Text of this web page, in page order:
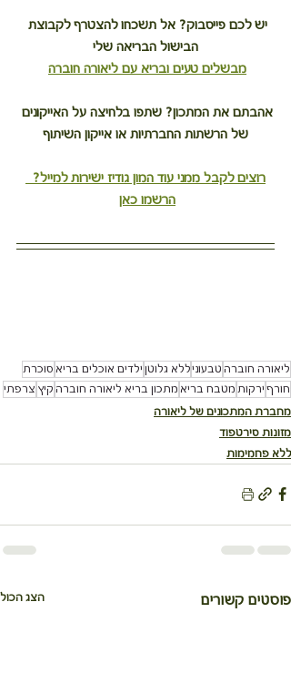
יש לכם פייסבוק? אל תשכחו להצטרף לקבוצת
הבישול הבריאה שלי
מבשלים טעים ובריא עם ליאורה חוברה
אהבתם את המתכון? שתפו בלחיצה על האייקונים
של הרשתות החברתיות או אייקון השיתוף
רוצים לקבל ממני עוד המון גודיז ישירות למייל?
הרשמו כאן
ליאורה חוברה טבעוניללא גלוטן ילדים אוכלים בריא סוכרת
חורף ירקות מטבח בריא מתכון בריא ליאורה חוברה קיץ צרפתי
מחברת המתכונים של ליאורה
מזונות סירטפוד
ללא פחמימות
פוסטים קשורים הצג הכול